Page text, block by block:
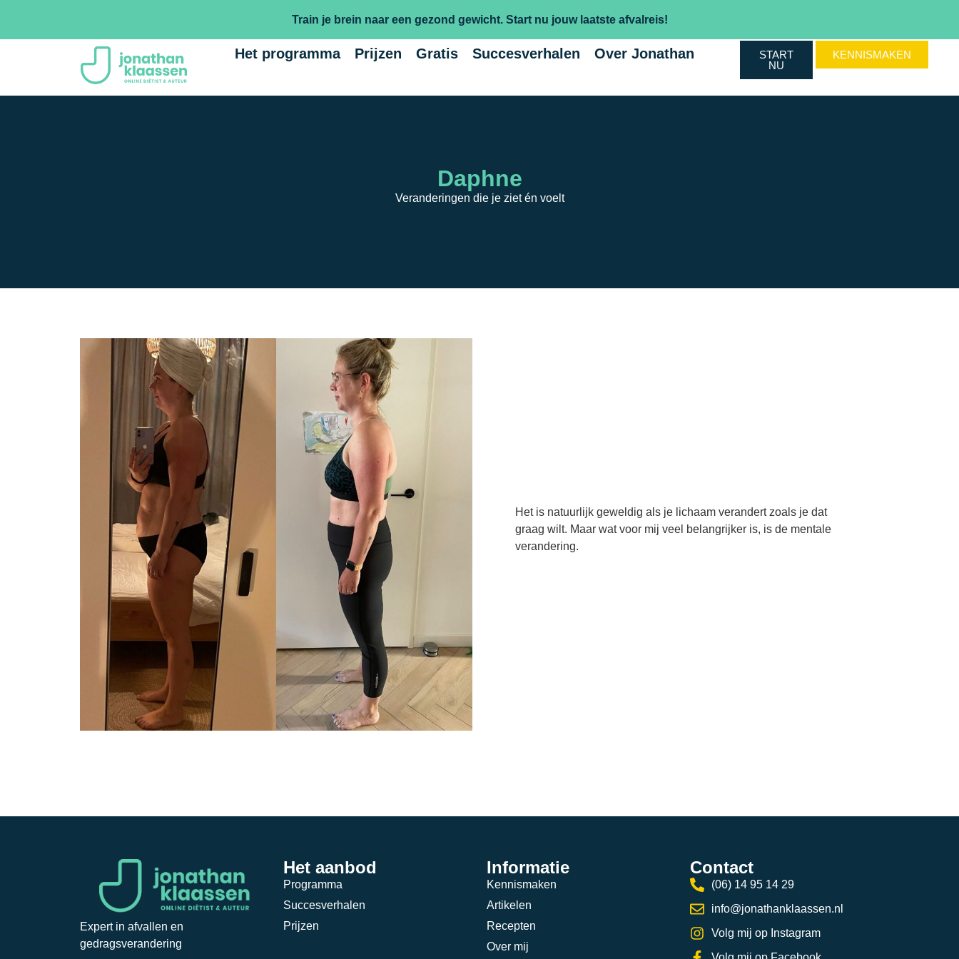
Train je brein naar een gezond gewicht. Start nu jouw laatste afvalreis!
Het programma Prijzen Gratis Succesverhalen Over Jonathan
START
NU
KENNISMAKEN
Daphne
Veranderingen die je ziet én voelt
Het is natuurlijk geweldig als je lichaam verandert zoals je dat
graag wilt. Maar wat voor mij veel belangrijker is, is de mentale
verandering.
Expert in afvallen en
gedragsverandering
Het aanbod
Programma
Succesverhalen
Prijzen
Informatie
Kennismaken
Artikelen
Recepten
Over mij
Contact
(06) 14 95 14 29
info@jonathanklaassen.nl
Volg mij op Instagram